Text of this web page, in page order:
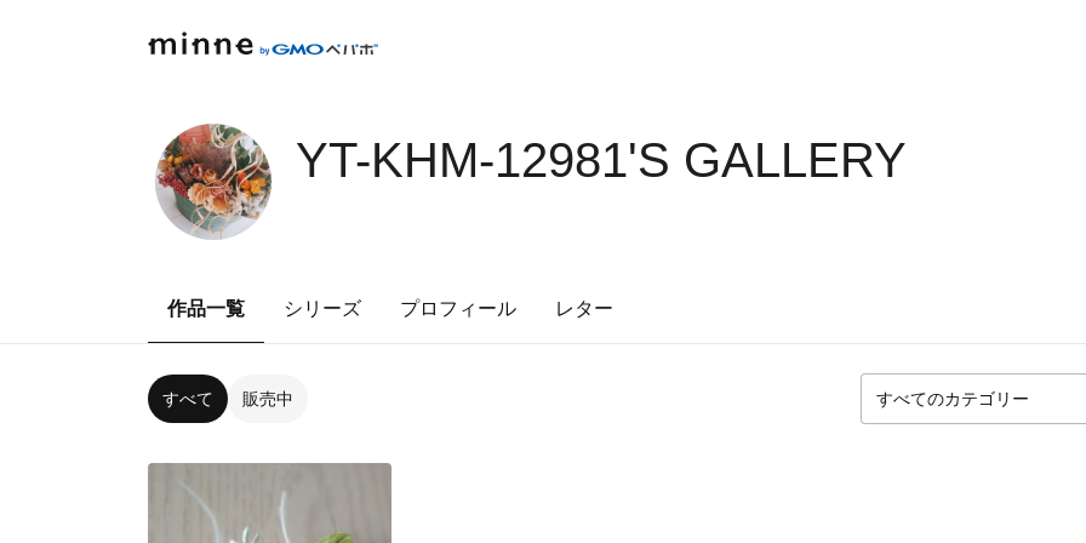
YT-KHM-12981'S GALLERY
作品一覧 シリーズ プロフィール レター
すべて 販売中